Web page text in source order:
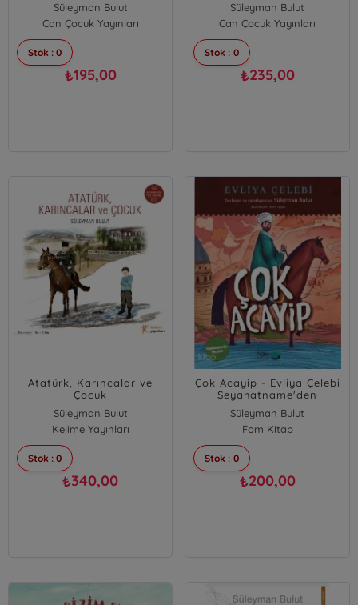
Süleyman Bulut
Can Çocuk Yayınları
Stok : 0
₺195,00
Süleyman Bulut
Can Çocuk Yayınları
Stok : 0
₺235,00
Atatürk, Karıncalar ve
Çocuk
Süleyman Bulut
Kelime Yayınları
Stok : 0
₺340,00
Çok Acayip - Evliya Çelebi
Seyahatname'den
Seçmeler
Süleyman Bulut
Fom Kitap
Stok : 0
₺200,00